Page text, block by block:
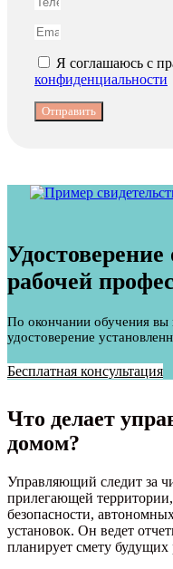
Я соглашаюсь с
конфиденциальности
Отправить
рабочей
По окончании обучения вы
удостоверение
Бесплатная консультация
Что делает
домом?
Управляющий следит за
прилегающей
безопасности,
установок. Он ведет
планирует смету будущих